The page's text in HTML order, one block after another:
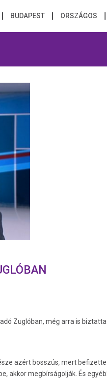
BUDAPEST ORSZÁGOS
Zuglóban, még arra is
azért bosszús, mert
akkor megbírságolják. És